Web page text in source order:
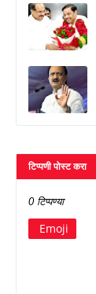
टिप्पणी पोस्ट करा
0 टिप्पण्या
Emoji